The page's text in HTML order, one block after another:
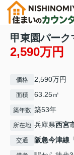
甲東園パーク
2,590万円
価格 2,590万円
面積 63.25㎡
築年数 築53年
所在地 兵庫県西宮
交通 阪急今津線